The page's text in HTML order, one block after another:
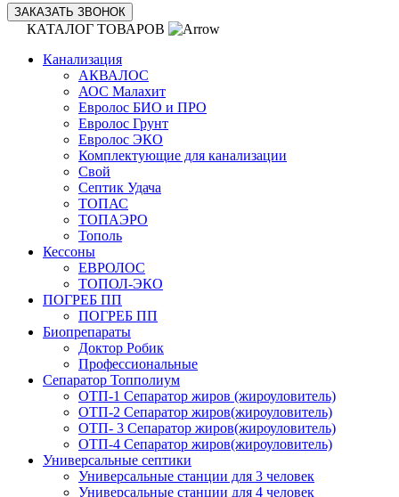
ЗАКАЗАТЬ ЗВОНОК
КАТАЛОГ ТОВАРОВ
Канализация
АКВАЛОС
АОС Малахит
Евролос БИО и ПРО
Евролос Грунт
Евролос ЭКО
Комплектующие для канализации
Свой
Септик Удача
ТОПАС
ТОПАЭРО
Тополь
Кессоны
ЕВРОЛОС
ТОПОЛ-ЭКО
ПОГРЕБ ПП
ПОГРЕБ ПП
Биопрепараты
Доктор Робик
Профессиональные
Сепаратор Топполиум
ОТП-1 Сепаратор жиров (жироуловитель)
ОТП-2 Сепаратор жиров(жироуловитель)
ОТП- 3 Сепаратор жиров(жироуловитель)
ОТП-4 Сепаратор жиров(жироуловитель)
Универсальные септики
Универсальные станции для 3 человек
Универсальные станции для 4 человек